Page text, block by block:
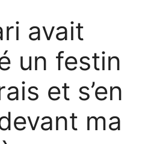
avait
un festin
et s’en
ma